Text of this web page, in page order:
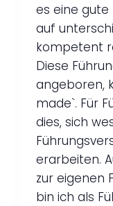
es eine gute
auf
kompetent
Diese
angeboren,
made`. Für
dies, sich
erarbeiten.
zur eigenen
bin ich als